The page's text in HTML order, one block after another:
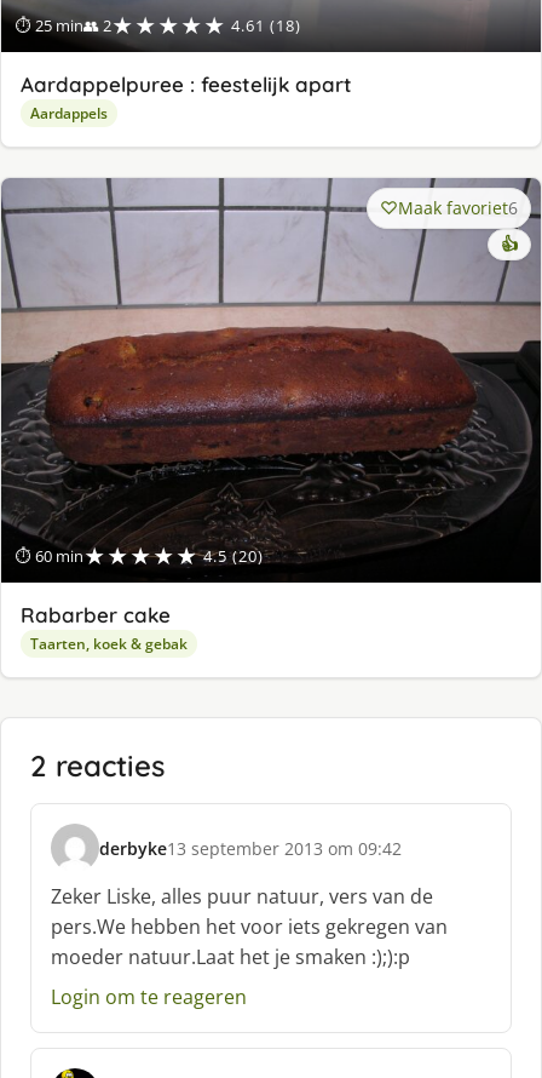
⏱ 25 min👥 2★★★★★ 4.61 (18)
Aardappelpuree : feestelijk apart
Aardappels
⏱ 60 min★★★★★ 4.5 (20)
Maak favoriet6
👍
Rabarber cake
Taarten, koek & gebak
2 reacties
derbyke
s
c
h
r
e
e
:
13 september 2013 om 09:42
Zeker Liske, alles puur natuur, vers van de
pers.We hebben het voor iets gekregen van
moeder natuur.Laat het je smaken :);):p
Login om te reageren